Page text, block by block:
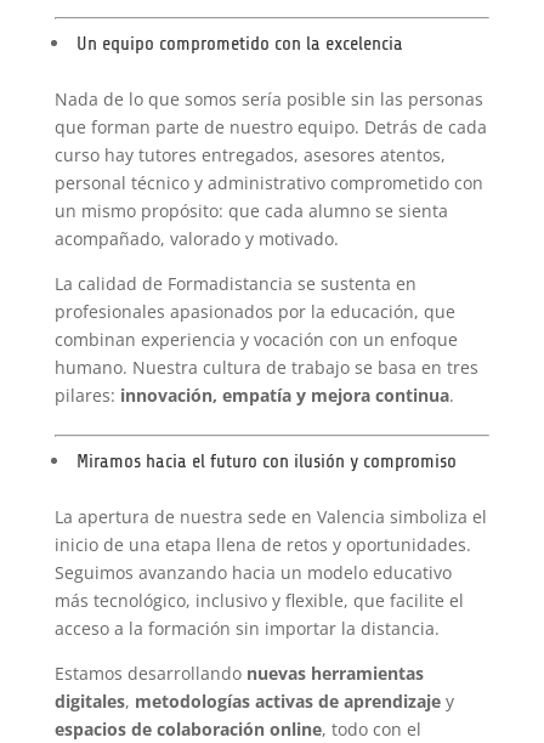
Un equipo comprometido con la excelencia
Nada de lo que somos sería posible sin las personas
que forman parte de nuestro equipo. Detrás de cada
curso hay tutores entregados, asesores atentos,
personal técnico y administrativo comprometido con
un mismo propósito: que cada alumno se sienta
acompañado, valorado y motivado.
La calidad de Formadistancia se sustenta en
profesionales apasionados por la educación, que
combinan experiencia y vocación con un enfoque
humano. Nuestra cultura de trabajo se basa en tres
pilares: innovación, empatía y mejora continua.
Miramos hacia el futuro con ilusión y compromiso
La apertura de nuestra sede en Valencia simboliza el
inicio de una etapa llena de retos y oportunidades.
Seguimos avanzando hacia un modelo educativo
más tecnológico, inclusivo y flexible, que facilite el
acceso a la formación sin importar la distancia.
Estamos desarrollando nuevas herramientas
digitales, metodologías activas de aprendizajey
espacios de colaboración online, todo con el